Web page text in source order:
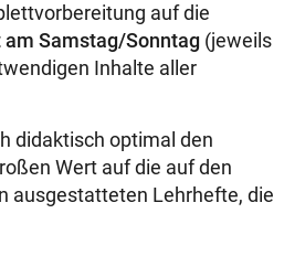
auf die
Samstag/Sonntag (jeweils
Inhalte aller
didaktisch optimal den
Wert auf die auf den
ausgestatteten Lehrhefte, die